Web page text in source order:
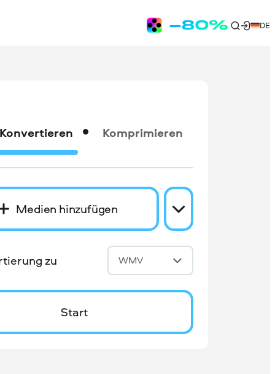
DE
Konvertieren Komprimieren
Medien hinzufügen
zu WMV
Start